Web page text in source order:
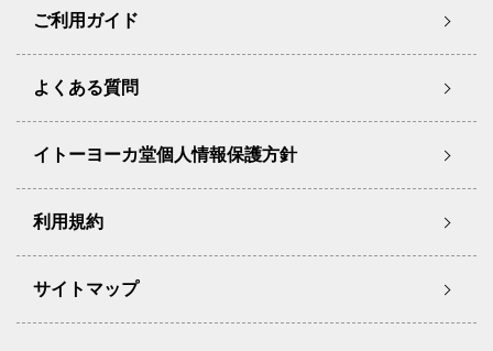
ご利用ガイド
よくある質問
イトーヨーカ堂個人情報保護方針
利用規約
サイトマップ